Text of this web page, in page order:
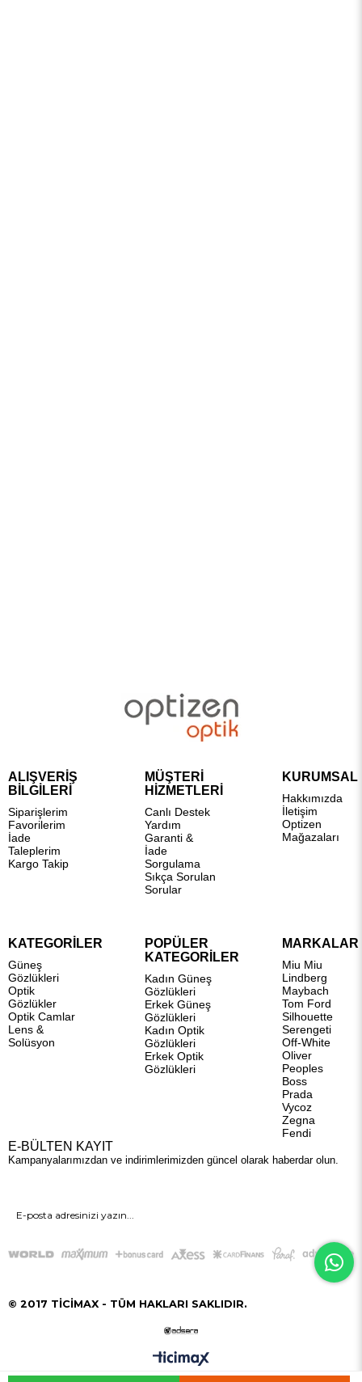
ALIŞVERİŞ
BİLGİLERİ
Siparişlerim
Favorilerim
İade
Taleplerim
Kargo Takip
MÜŞTERİ
HİZMETLERİ
Canlı Destek
Yardım
Garanti &
İade
Sorgulama
Sıkça Sorulan
Sorular
KURUMSAL
Hakkımızda
İletişim
Optizen
Mağazaları
KATEGORİLER
Güneş
Gözlükleri
Optik
Gözlükler
Optik Camlar
Lens &
Solüsyon
POPÜLER
KATEGORİLER
Kadın Güneş
Gözlükleri
Erkek Güneş
Gözlükleri
Kadın Optik
Gözlükleri
Erkek Optik
Gözlükleri
MARKALAR
Miu Miu
Lindberg
Maybach
Tom Ford
Silhouette
Serengeti
Off-White
Oliver
Peoples
Boss
Prada
Vycoz
Zegna
Fendi
E-BÜLTEN KAYIT
Kampanyalarımızdan ve indirimlerimizden güncel olarak haberdar olun.
GÖNDER
© 2017 TİCİMAX - TÜM HAKLARI SAKLIDIR.